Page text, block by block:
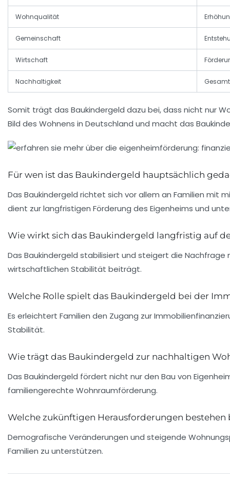
Wohnqualität
Gemeinschaft
Wirtschaft
Nachhaltigkeit
Somit trägt das Baukindergeld dazu bei, dass nicht nur
Bild des Wohnens in Deutschland und macht das
Für wen ist das Baukindergeld hauptsächlich
Das Baukindergeld richtet sich vor allem an Familien mit
dient zur langfristigen Förderung des Eigenheims und
Wie wirkt sich das Baukindergeld langfristig auf
Das Baukindergeld stabilisiert und steigert die Nachfrage
wirtschaftlichen Stabilität beiträgt.
Welche Rolle spielt das Baukindergeld bei der
Es erleichtert Familien den Zugang zur
Stabilität.
Wie trägt das Baukindergeld zur nachhaltigen
Das Baukindergeld fördert nicht nur den Bau von
familiengerechte Wohnraumförderung.
Welche zukünftigen Herausforderungen
Demografische Veränderungen und steigende
Familien zu unterstützen.